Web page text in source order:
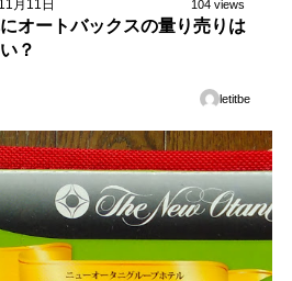
月11日 104 views
オートバックスの量り売りは
？
letitbe